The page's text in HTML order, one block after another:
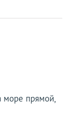
море прямой,